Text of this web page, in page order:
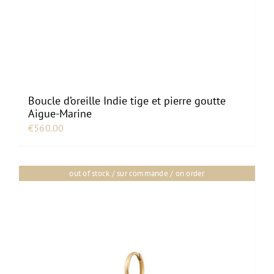
Boucle d’oreille Indie tige et pierre goutte
Aigue-Marine
€560.00
out of stock / sur commande / on order